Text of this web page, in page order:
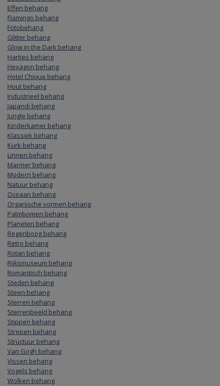
Effen behang
Flamingo behang
Fotobehang
Glitter behang
Glow in the Dark behang
Hartjes behang
Hexagon behang
Hotel Chique behang
Hout behang
Industrieel behang
Japandi behang
Jungle behang
Kinderkamer behang
Klassiek behang
Kurk behang
Linnen behang
Marmer behang
Modern behang
Natuur behang
Oceaan behang
Organische vormen behang
Palmbomen behang
Planeten behang
Regenboog behang
Retro behang
Rotan behang
Rijksmuseum behang
Romantisch behang
Steden behang
Steen behang
Sterren behang
Sterrenbeeld behang
Stippen behang
Strepen behang
Structuur behang
Van Gogh behang
Vissen behang
Vogels behang
Wolken behang